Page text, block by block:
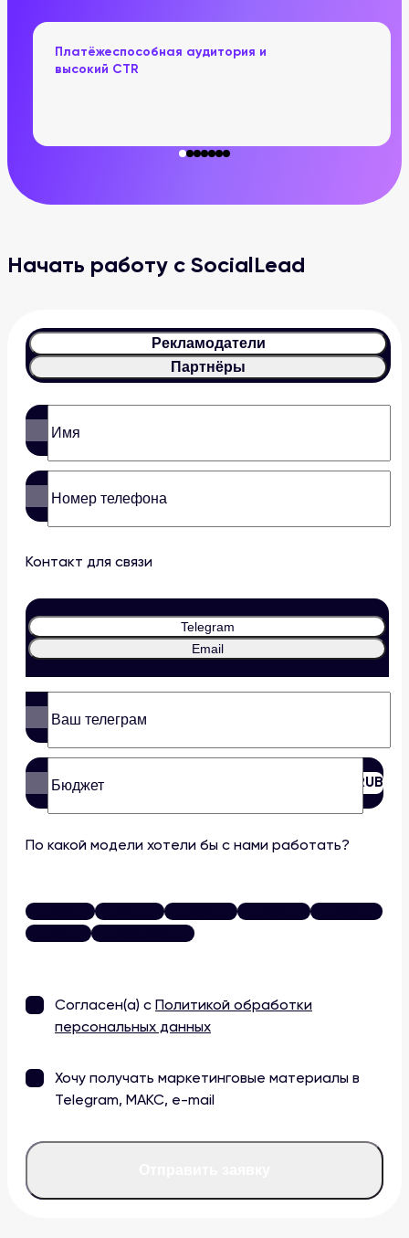
Платёжеспособная аудитория и
высокий CTR
Начать работу с SocialLead
Рекламодатели
Партнёры
Контакт для связи
Telegram
Email
RUB
По какой модели хотели бы с нами работать?
Согласен(а) с Политикой обработки
персональных данных
Хочу получать маркетинговые материалы в
Telegram, МАКС, e-mail